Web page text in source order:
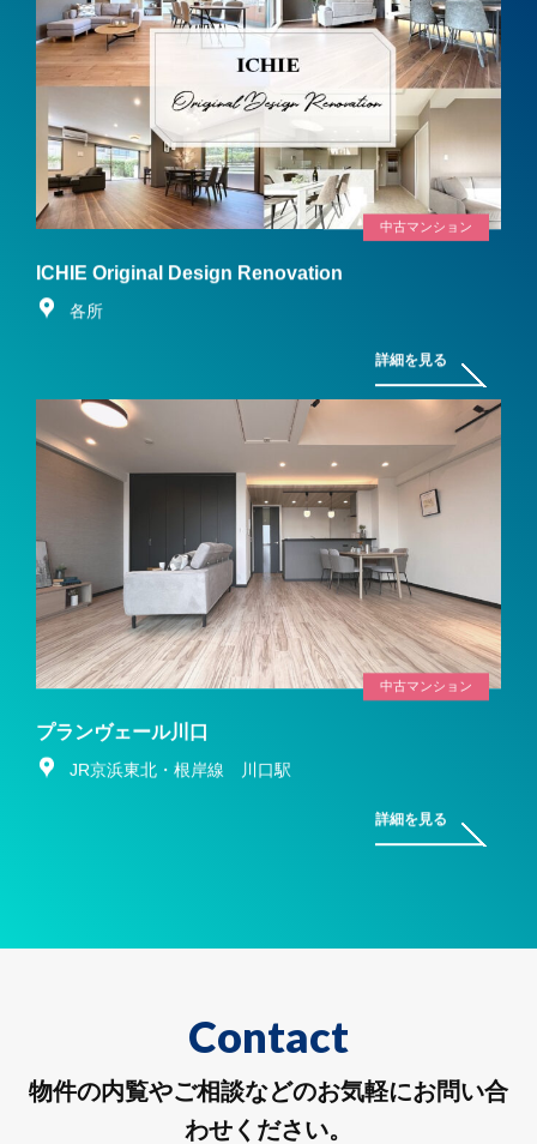
中古マンション
ICHIE Original Design Renovation
各所
詳細を見る
中古マンション
プランヴェール川口
JR京浜東北・根岸線 川口駅
詳細を見る
Contact
物件の内覧やご相談などのお気軽にお問い合
わせください。